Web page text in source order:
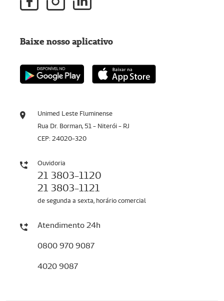
Unimed Leste Fluminense
Rua Dr. Borman, 51 - Niterói - RJ
CEP: 24020-320
Ouvidoria
21 3803-1120
21 3803-1121
de segunda a sexta, horário comercial
Atendimento 24h
0800 970 9087
4020 9087
Baixe nosso aplicativo